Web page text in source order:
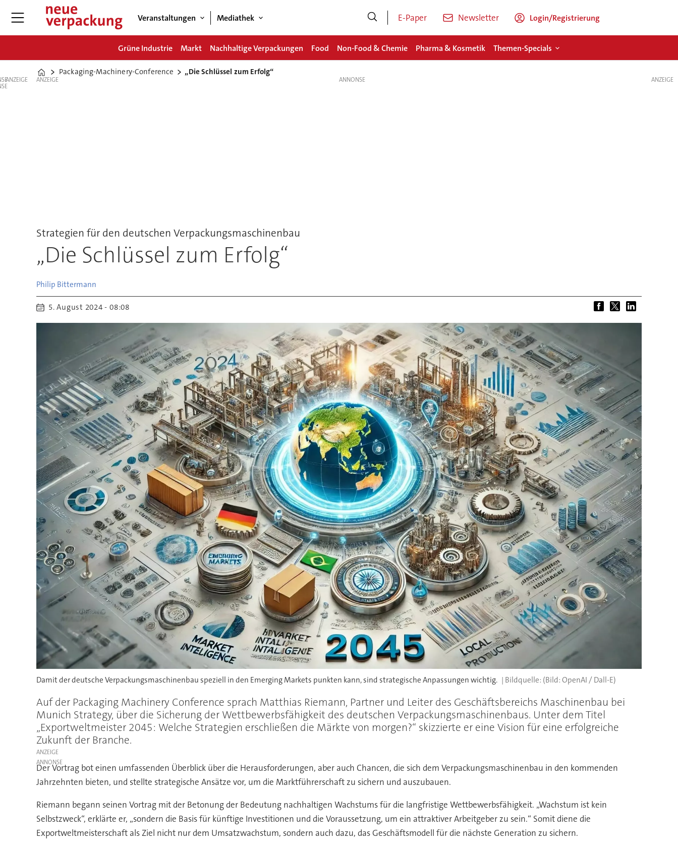
Veranstaltungen Mediathek E-Paper Newsletter Login/Registrierung
Grüne Industrie Markt Nachhaltige Verpackungen Food Non-Food & Chemie Pharma & Kosmetik Themen-Specials
Home
Packaging-Machinery-Conference „Die Schlüssel zum Erfolg“
ANZEIGE ANZEIGE
Strategien für den deutschen Verpackungsmaschinenbau
„Die Schlüssel zum Erfolg“
Philip Bittermann
5. August 2024 - 08:08
Damit der deutsche Verpackungsmaschinenbau speziell in den Emerging Markets punkten kann, sind strategische Anpassungen wichtig. (Bild: OpenAI / Dall-E)
Auf der Packaging Machinery Conference sprach Matthias Riemann, Partner und Leiter des Geschäftsbereichs Maschinenbau bei
Munich Strategy, über die Sicherung der Wettbewerbsfähigkeit des deutschen Verpackungsmaschinenbaus. Unter dem Titel
„Exportweltmeister 2045: Welche Strategien erschließen die Märkte von morgen?“ skizzierte er eine Vision für eine erfolgreiche
Zukunft der Branche.
ANZEIGE
Der Vortrag bot einen umfassenden Überblick über die Herausforderungen, aber auch Chancen, die sich dem Verpackungsmaschinenbau in den kommenden
Jahrzehnten bieten, und stellte strategische Ansätze vor, um die Marktführerschaft zu sichern und auszubauen.
Riemann begann seinen Vortrag mit der Betonung der Bedeutung nachhaltigen Wachstums für die langfristige Wettbewerbsfähigkeit. „Wachstum ist kein
Selbstzweck“, erklärte er, „sondern die Basis für künftige Investitionen und die Voraussetzung, um ein attraktiver Arbeitgeber zu sein.“ Somit diene die
Exportweltmeisterschaft als Ziel nicht nur dem Umsatzwachstum, sondern auch dazu, das Geschäftsmodell für die nächste Generation zu sichern.
ANZEIGE